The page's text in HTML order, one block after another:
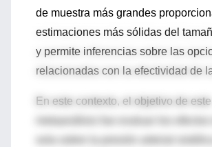
de muestra más grandes
estimaciones más sólidas del
y permite inferencias sobre las
relacionadas con la efectividad de
En este contexto, el objetivo de este